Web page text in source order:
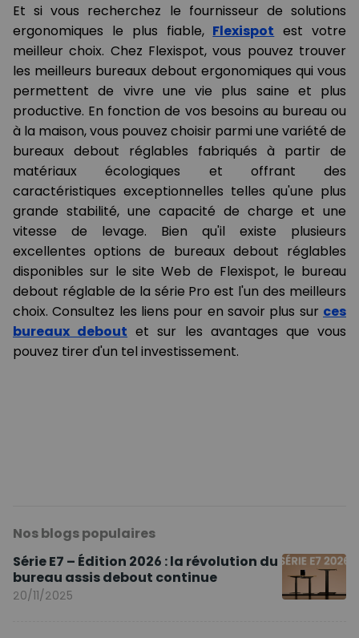
Et si vous recherchez le fournisseur de solutions
ergonomiques le plus fiable, Flexispot est votre
meilleur choix. Chez Flexispot, vous pouvez trouver
les meilleurs bureaux debout ergonomiques qui vous
permettent de vivre une vie plus saine et plus
productive. En fonction de vos besoins au bureau ou
à la maison, vous pouvez choisir parmi une variété de
bureaux debout réglables fabriqués à partir de
matériaux écologiques et offrant des
caractéristiques exceptionnelles telles qu'une plus
grande stabilité, une capacité de charge et une
vitesse de levage. Bien qu'il existe plusieurs
excellentes options de bureaux debout réglables
disponibles sur le site Web de Flexispot, le bureau
debout réglable de la série Pro est l'un des meilleurs
choix. Consultez les liens pour en savoir plus sur ces
bureaux debout et sur les avantages que vous
pouvez tirer d'un tel investissement.
Nos blogs populaires
Série E7 – Édition 2026 : la révolution du
bureau assis debout continue
20/11/2025